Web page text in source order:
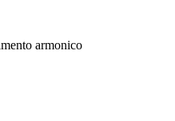
armonico